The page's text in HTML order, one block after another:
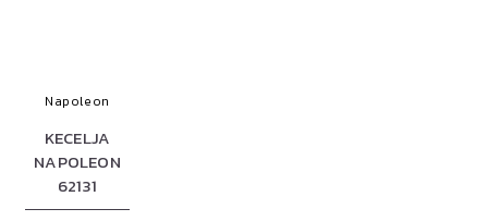
Napoleon
KECELJA
NAPOLEON
62131